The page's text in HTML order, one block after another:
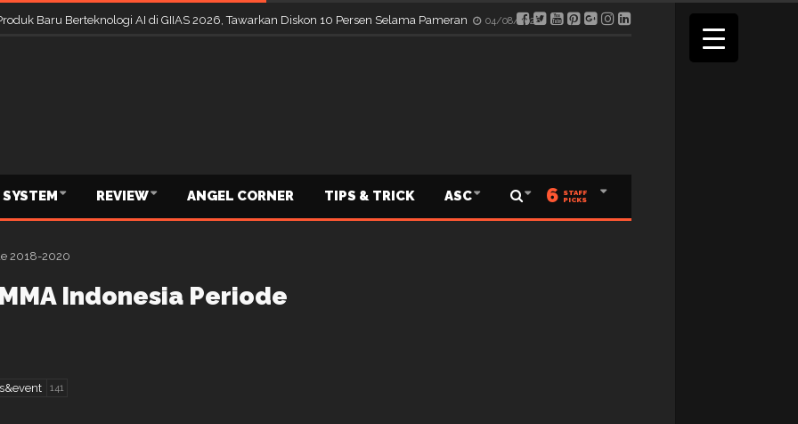
Baru Berteknologi AI di GIIAS 2026, Tawarkan Diskon 10 Persen Selama Pameran 04/08/2026
REVIEW ANGEL CORNER TIPS & TRICK ASC 6 STAFF
PICKS
Indonesia Periode
141